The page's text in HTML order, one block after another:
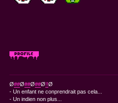
Ø##Ø##Ø##Ø!!Ø
- Un enfant ne conprendrait pas cela...
- Un indien non plus...